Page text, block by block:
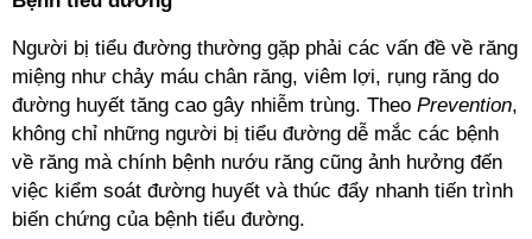
Người bị tiểu đường thường gặp phải các vấn đề về răng
miệng như chảy máu chân răng, viêm lợi, rụng răng do
đường huyết tăng cao gây nhiễm trùng. Theo Prevention,
không chỉ những người bị tiểu đường dễ mắc các bệnh
về răng mà chính bệnh nướu răng cũng ảnh hưởng đến
việc kiểm soát đường huyết và thúc đẩy nhanh tiến trình
biến chứng của bệnh tiểu đường.